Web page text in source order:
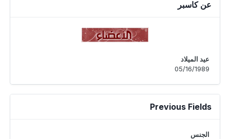
عن كاسبر
عيد الميلاد
05/16/1989
Previous Fields
الجنس